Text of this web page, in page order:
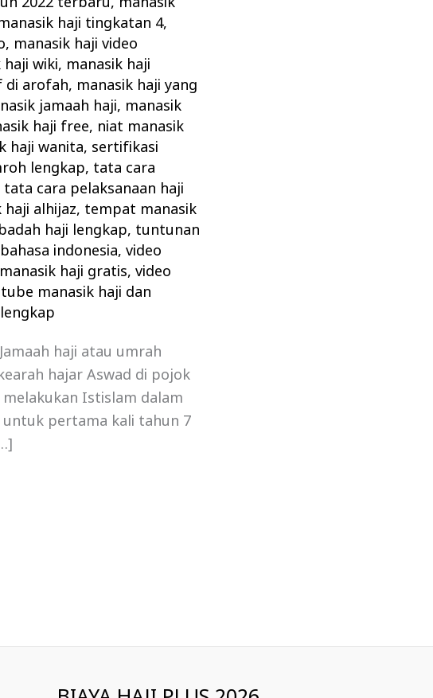
haji tingkatan 4,
, manasik haji video
haji wiki, manasik haji
di arofah, manasik haji yang
jamaah haji, manasik
haji free, niat manasik
haji wanita, sertifikasi
lengkap, tata cara
tata cara pelaksanaan haji
alhijaz, tempat manasik
haji lengkap, tuntunan
indonesia,video
haji gratis,video
manasik haji dan
haji atau umrah
hajar Aswad di pojok
Istislam dalam
pertama kali tahun 7